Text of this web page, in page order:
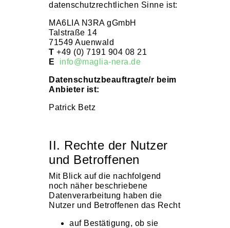
datenschutzrechtlichen Sinne ist:
MA6LIA N3RA gGmbH
Talstraße 14
71549 Auenwald
T +49 (0) 7191 904 08 21
E info@maglia-nera.de
Datenschutzbeauftragte/r beim
Anbieter ist:
Patrick Betz
II. Rechte der Nutzer
und Betroffenen
Mit Blick auf die nachfolgend
noch näher beschriebene
Datenverarbeitung haben die
Nutzer und Betroffenen das Recht
auf Bestätigung, ob sie